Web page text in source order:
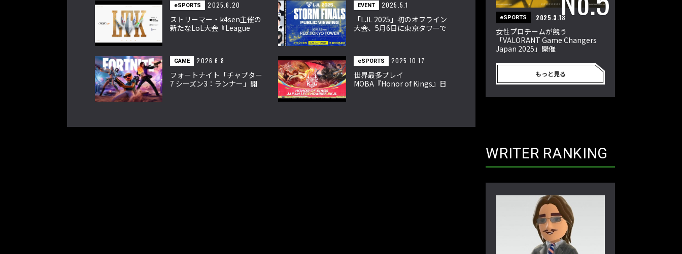
eSPORTS 2025.6.20
ストリーマー・k4sen主催の
新たなLoL大会『League
EVENT 2025.5.1
「LJL 2025」初のオフライン
大会、5月6日に東京タワーで
GAME 2026.6.8
フォートナイト「チャプター
7 シーズン3：ランナー」開
eSPORTS 2025.10.17
世界最多プレイ
MOBA『Honor of Kings』日
eSPORTS 2025.3.18
女性プロチームが競う
「VALORANT Game Changers
Japan 2025」開催
もっと見る
WRITER RANKING